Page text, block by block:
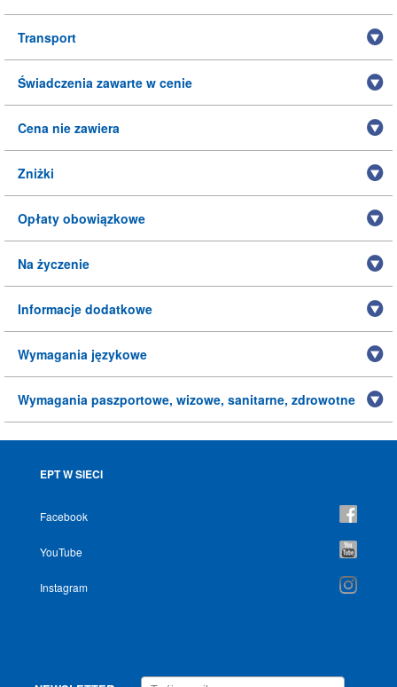
Transport
Świadczenia zawarte w cenie
Cena nie zawiera
Zniżki
Opłaty obowiązkowe
Na życzenie
Informacje dodatkowe
Wymagania językowe
Wymagania paszportowe, wizowe, sanitarne, zdrowotne
EPT W SIECI
Facebook
YouTube
Instagram